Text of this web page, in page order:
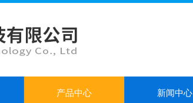
产品中心 新闻中心